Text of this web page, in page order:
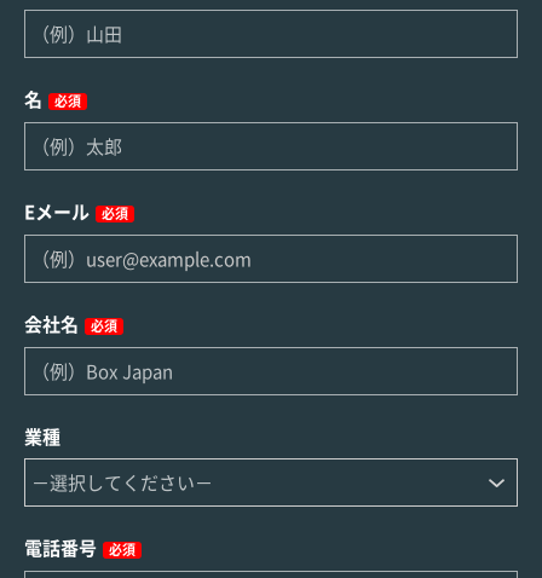
名 必須
Eメール 必須
会社名 必須
業種
電話番号 必須